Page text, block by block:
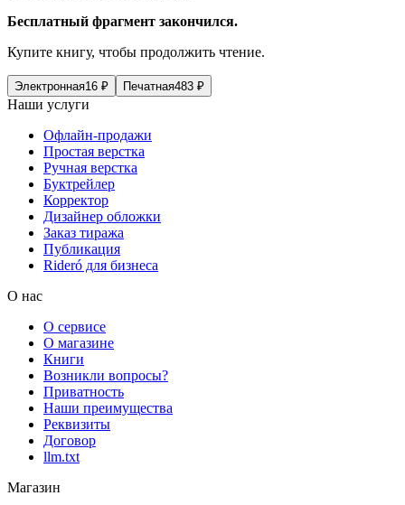
Бесплатный фрагмент закончился.
Купите книгу, чтобы продолжить чтение.
Электронная16 ₽ Печатная483 ₽
Наши услуги
Офлайн-продажи
Простая верстка
Ручная верстка
Буктрейлер
Корректор
Дизайнер обложки
Заказ тиража
Публикация
Rideró для бизнеса
О нас
О сервисе
О магазине
Книги
Возникли вопросы?
Приватность
Наши преимущества
Реквизиты
Договор
llm.txt
Магазин